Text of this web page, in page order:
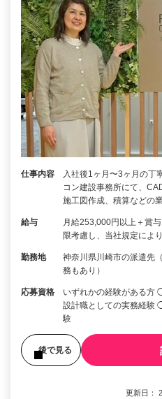
仕事内容
入社後1ヶ月〜3ヶ月の丁
コン建設事務所にて、
施工図作成、積算などの
給与
月給253,000円以上＋賞
限考慮し、当社規定によ
勤務地
神奈川県川崎市の派遣先
務もあり）
応募資格
いずれかの経験がある方
設計職としての実務経験
験
後で見る
更新日：